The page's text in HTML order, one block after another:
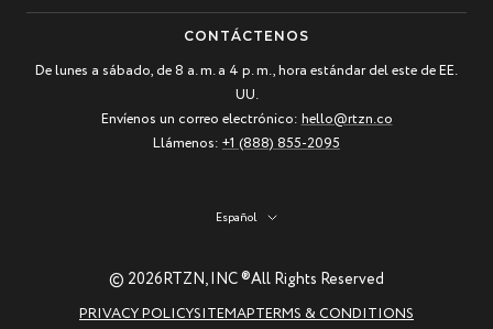
Pulsera de cuentas
Los más vendidos
Nuestra historia
Preguntas frecuentes
CONTÁCTENOS
De lunes a sábado, de 8 a. m. a 4 p. m., hora estándar del este de EE.
UU.
Envíenos un correo electrónico: hello@rtzn.co
Llámenos: +1 (888) 855-2095
Idioma
Español
© 2026RTZN, INC ®All Rights Reserved
PRIVACY POLICYSITEMAPTERMS & CONDITIONS